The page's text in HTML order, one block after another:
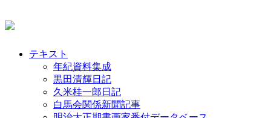
テキスト
年紀資料集成
黒田清輝日記
久米桂一郎日記
白馬会関係新聞記事